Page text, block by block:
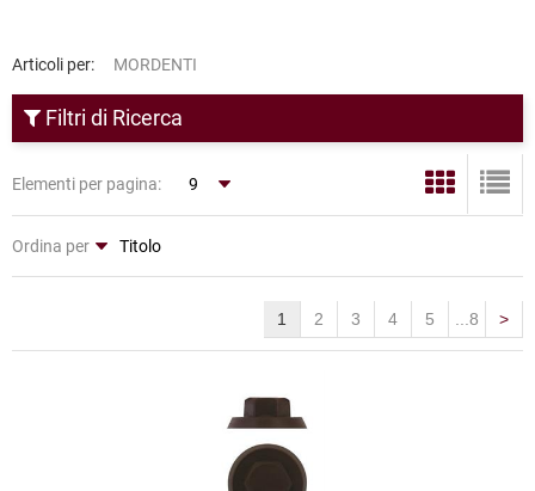
Articoli per: MORDENTI
Filtri di Ricerca
Elementi per pagina:
Ordina per
1 2 3 4 5 ...8 >